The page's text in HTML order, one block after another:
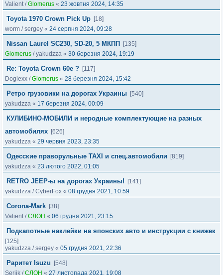
Valient/Glomerus « 23 жовтня 2024, 14:35
Toyota 1970 Crown Pick Up [18]
worm /sergey « 24 серпня 2024, 09:28
Nissan Laurel SC230, SD-20, 5 МКПП
[135]
Glomerus /yakudzza « 30 березня 2024, 19:19
Re: Toyota Crown 60e ? [117]
Doglexx /Glomerus « 28 березня 2024, 15:42
Ретро грузовики на дорогах Украины [540]
yakudzza « 17 березня 2024, 00:09
КУЛИБИНО-МОБИЛИ и неродные комплектующие на разных
автомобилях [626]
yakudzza « 29 червня 2023, 23:35
Одесские праворульные TAXI и спец.автомобили
[819]
yakudzza « 23 лютого 2022, 01:05
RETRO JEEP-ы на дорогах Украины!
[141]
yakudzza /CyberFox « 08 грудня 2021, 10:59
Corona-Mark [38]
Valient/СЛОН « 06 грудня 2021, 23:15
Подкапотные наклейки на японских авто и инструкции с книжек
[125]
yakudzza /sergey « 05 грудня 2021, 22:36
Раритет Isuzu
[548]
Serjik /СЛОН « 27 листопада 2021, 19:08